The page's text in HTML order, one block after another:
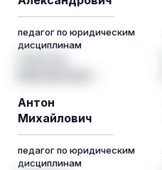
педагог по юридическим
дисциплинам
Антон
Михайлович
педагог по юридическим
дисциплинам